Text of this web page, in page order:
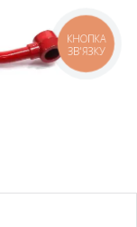
КНОПКА
ЗВ'ЯЗКУ